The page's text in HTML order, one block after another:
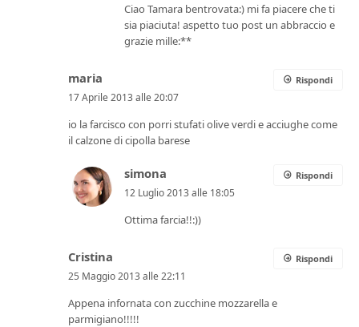
Ciao Tamara bentrovata:) mi fa piacere che ti
sia piaciuta! aspetto tuo post un abbraccio e
grazie mille:**
maria
17 Aprile 2013 alle 20:07
io la farcisco con porri stufati olive verdi e acciughe come
il calzone di cipolla barese
Rispondi
simona
12 Luglio 2013 alle 18:05
Ottima farcia!!:))
Rispondi
Cristina
25 Maggio 2013 alle 22:11
Appena infornata con zucchine mozzarella e
parmigiano!!!!!
Rispondi